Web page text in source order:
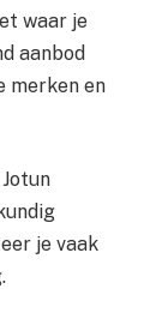
waar je
aanbod
merken en
je vaak